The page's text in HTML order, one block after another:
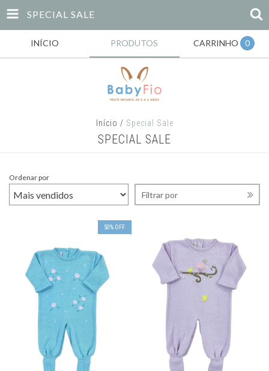
SPECIAL SALE
INÍCIO PRODUTOS CARRINHO 0
Início / Special Sale
SPECIAL SALE
Ordenar por
Filtrar por
50% OFF